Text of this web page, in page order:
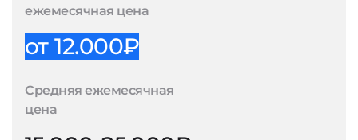
ежемесячная цена
от 12.000₽
Средняя ежемесячная
цена